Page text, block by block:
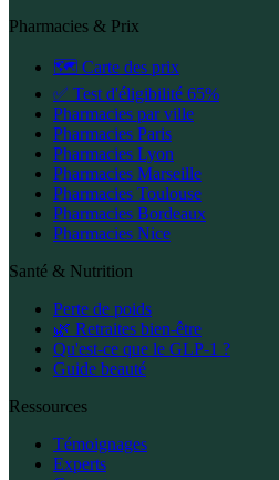
Pharmacies & Prix
🗺️ Carte des prix
✅ Test d'éligibilité 65%
Pharmacies par ville
Pharmacies Paris
Pharmacies Lyon
Pharmacies Marseille
Pharmacies Toulouse
Pharmacies Bordeaux
Pharmacies Nice
Santé & Nutrition
Perte de poids
🌿 Retraites bien-être
Qu'est-ce que le GLP-1 ?
Guide beauté
Ressources
Témoignages
Experts